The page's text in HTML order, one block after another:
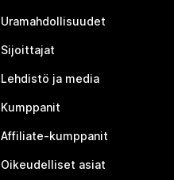
Uramahdollisuudet
Sijoittajat
Lehdistö ja media
Kumppanit
Affiliate-kumppanit
Oikeudelliset asiat